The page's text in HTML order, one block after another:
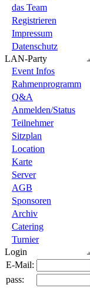
das Team
Registrieren
Impressum
Datenschutz
LAN-Party
Event Infos
Rahmenprogramm
Q&A
Anmelden/Status
Teilnehmer
Sitzplan
Location
Karte
Server
AGB
Sponsoren
Archiv
Catering
Turnier
Login
E-Mail:
pass: